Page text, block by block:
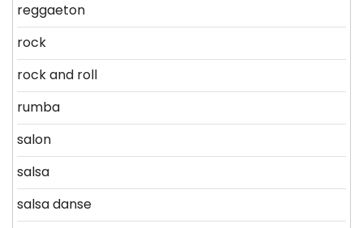
reggaeton
rock
rock and roll
rumba
salon
salsa
salsa danse